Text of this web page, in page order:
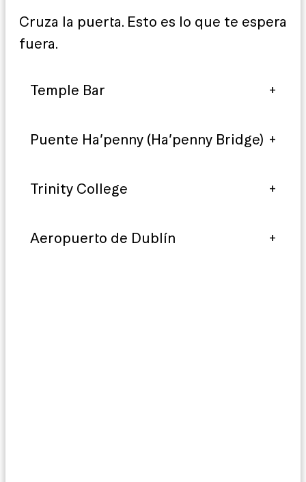
Cruza la puerta. Esto es lo que te espera
fuera.
Temple Bar
Puente Ha’penny (Ha’penny Bridge)
Trinity College
Aeropuerto de Dublín